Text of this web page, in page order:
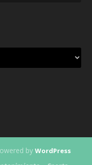
by WordPress